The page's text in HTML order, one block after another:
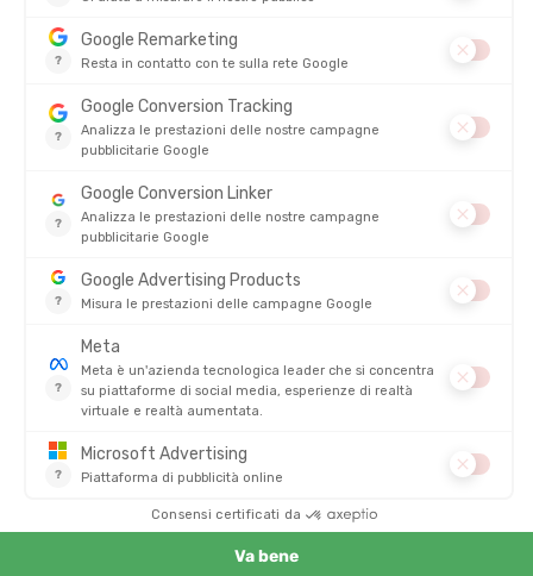
Curare correttamente la Sua biancheria termica è essenziale
per preservarne le proprietà tecniche (traspirabilità, isolamento
termico, evacuazione dell'umidità) e la durata. Ecco i consigli di
Tonton per conservare i Suoi primi strati più a lungo.
1. Lavare gli indumenti a basse temperature
30 °C o 40 °C. Queste temperature sono sufficienti per pulire
efficacemente la Sua biancheria termica senza danneggiare le
poiché possono alterare l'elasticità, restringere il tessuto del
capo o ridurne le proprietà termiche.
2. Selezionare un ciclo di lavaggio delicato
Altro consiglio: utilizzi un ciclo delicato per i Suoi tessuti tecnici
al fine di limitare gli attriti e preservare le cuciture nonché la
Dopo un passaggio in lavatrice, Le consigliamo un